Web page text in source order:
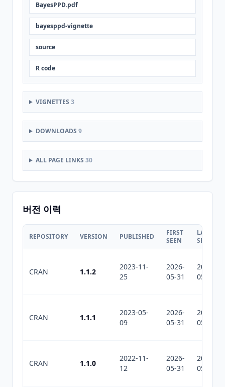
BayesPPD.pdf
bayesppd-vignette
source
R code
VIGNETTES 3
DOWNLOADS 9
ALL PAGE LINKS 30
버전 이력
REPOSITORY VERSION PUBLISHED
FIRST
SEEN
LAST
SEEN
CRAN 1.1.2
2023-11-
25
2026-
05-31
2026-
05-31
CRAN 1.1.1
2023-05-
09
2026-
05-31
2026-
05-31
CRAN 1.1.0
2022-11-
12
2026-
05-31
2026-
05-31